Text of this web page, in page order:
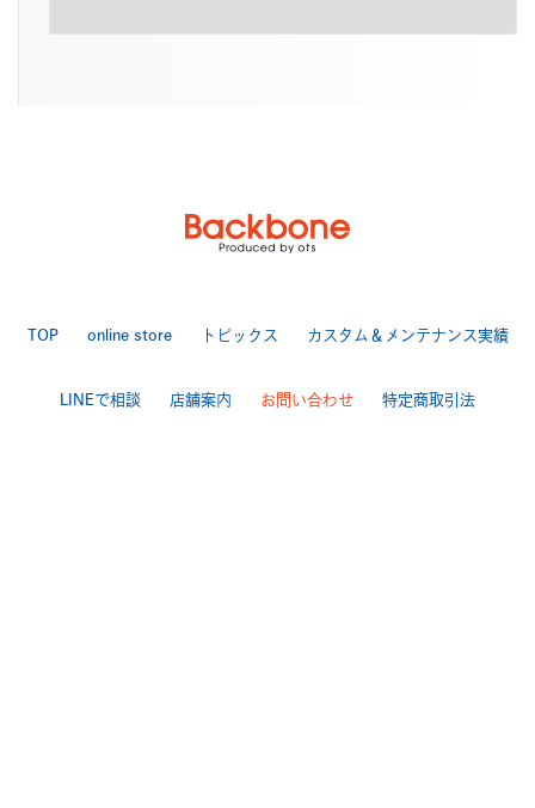
TOP online store トピックス カスタム＆メンテナンス実績
LINEで相談 店舗案内 お問い合わせ 特定商取引法